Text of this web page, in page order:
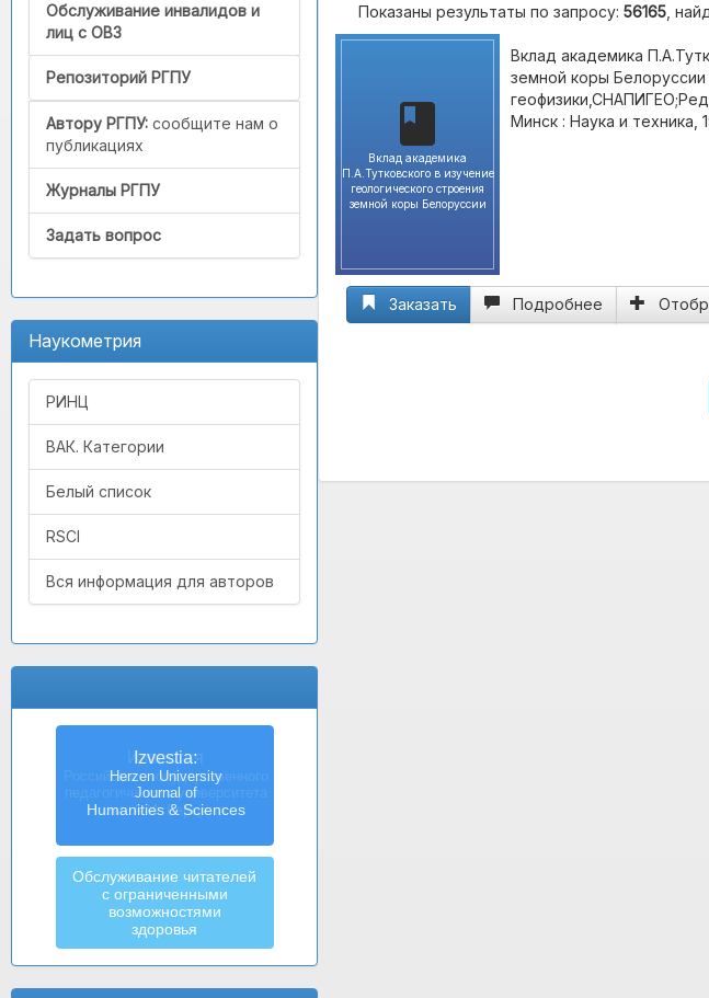
Обслуживание инвалидов и
лиц с ОВЗ
Репозиторий РГПУ
Автору РГПУ: сообщите нам о
публикациях
Журналы РГПУ
Задать вопрос
Наукометрия
РИНЦ
ВАК. Категории
Белый список
RSCI
Вся информация для авторов
Izvestia:
Herzen University
Journal of
Humanities & Sciences
Обслуживание читателей
с ограниченными
возможностями
здоровья
Показаны результаты по запросу: 56165 ,
Вклад академика
П.А.Тутковского в изучение
геологического строения
земной коры Белоруссии
Вклад академика
земной коры
Минск : Наука и техника,
Заказать Подробнее